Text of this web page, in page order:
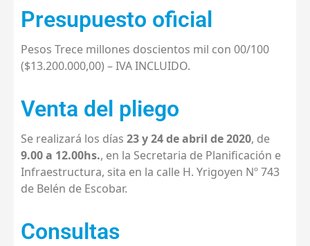
Presupuesto oficial
Pesos Trece millones doscientos mil con 00/100
($13.200.000,00) – IVA INCLUIDO.
Venta del pliego
Se realizará los días 23 y 24 de abril de 2020, de
9.00 a 12.00hs., en la Secretaria de Planificación e
Infraestructura, sita en la calle H. Yrigoyen Nº 743
de Belén de Escobar.
Consultas